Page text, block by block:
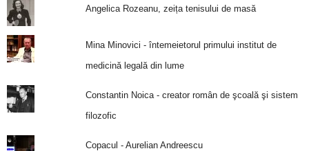
Angelica Rozeanu, zeița tenisului de masă
Mina Minovici - întemeietorul primului institut de
medicină legală din lume
Constantin Noica - creator român de şcoală şi sistem
filozofic
Copacul - Aurelian Andreescu